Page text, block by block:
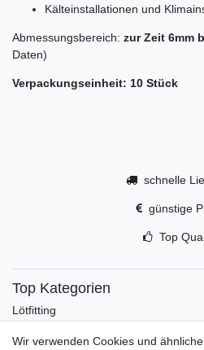
Kälteinstallationen und
Abmessungsbereich: zur Zeit 6mm
Daten)
Verpackungseinheit: 10 Stück
schnelle
günstige
Top
Top Kategorien
Lötfitting
Werkzeug
Wir verwenden Cookies und